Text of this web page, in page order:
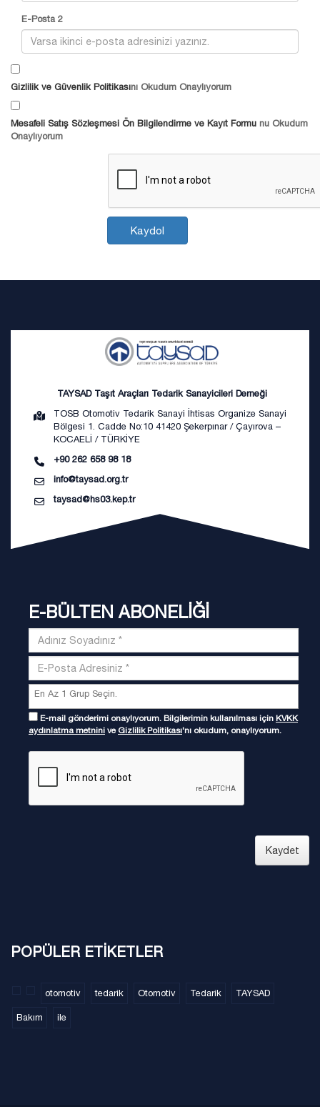
E-Posta 2
Gizlilik ve Güvenlik Politikasını Okudum Onaylıyorum
Mesafeli Satış Sözleşmesi Ön Bilgilendirme ve Kayıt Formu nu Okudum
Onaylıyorum
Kaydol
TAYSAD Taşıt Araçları Tedarik Sanayicileri Derneği
TOSB Otomotiv Tedarik Sanayi İhtisas Organize Sanayi
Bölgesi 1. Cadde No:10 41420 Şekerpınar / Çayırova –
KOCAELİ / TÜRKİYE
+90 262 658 98 18
info@taysad.org.tr
taysad@hs03.kep.tr
E-BÜLTEN ABONELİĞİ
E-mail gönderimi onaylıyorum. Bilgilerimin kullanılması için KVKK
aydınlatma metnini ve Gizlilik Politikası'nı okudum, onaylıyorum.
Kaydet
POPÜLER ETİKETLER
otomotiv tedarik Otomotiv Tedarik TAYSAD
Bakım ile